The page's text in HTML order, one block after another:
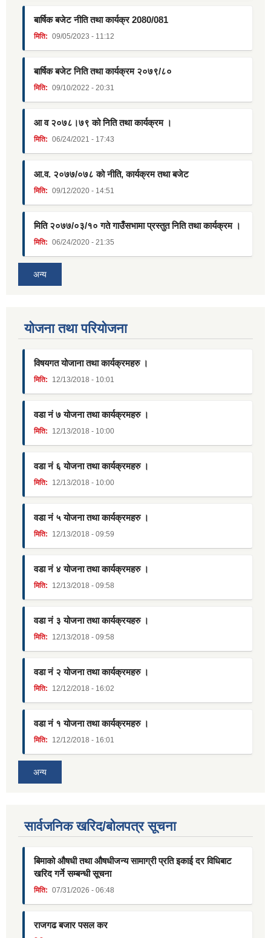
बार्षिक बजेट नीति तथा कार्यक्र 2080/081
मिति: 09/05/2023 - 11:12
बार्षिक बजेट निति तथा कार्यक्रम २०७९/८०
मिति: 09/10/2022 - 20:31
आ व २०७८।७९ को निति तथा कार्यक्रम ।
मिति: 06/24/2021 - 17:43
आ.व. २०७७/०७८ को नीति, कार्यक्रम तथा बजेट
मिति: 09/12/2020 - 14:51
मिति २०७७/०३/१० गते गाउँसभामा प्रस्तुत निति तथा कार्यक्रम ।
मिति: 06/24/2020 - 21:35
अन्य
याेजना तथा परियाेजना
विषयगत योजाना तथा कार्यक्रमहरु ।
मिति: 12/13/2018 - 10:01
वडा नं ७ योजना तथा कार्यक्रमहरु ।
मिति: 12/13/2018 - 10:00
वडा नं ६ योजना तथा कार्यक्रमहरु ।
मिति: 12/13/2018 - 10:00
वडा नं ५ योजना तथा कार्यक्रमहरु ।
मिति: 12/13/2018 - 09:59
वडा नं ४ योजना तथा कार्यक्रमहरु ।
मिति: 12/13/2018 - 09:58
वडा नं ३ योजना तथा कार्यक्रयहरु ।
मिति: 12/13/2018 - 09:58
वडा नं २ योजना तथा कार्यक्रमहरु ।
मिति: 12/12/2018 - 16:02
वडा नं १ योजना तथा कार्यक्रमहरु ।
मिति: 12/12/2018 - 16:01
अन्य
सार्वजनिक खरिद/बोलपत्र सूचना
बिमाको औषधी तथा औषधीजन्य सामाग्री प्रति इकाई दर विधिबाट
खरिद गर्ने सम्बन्धी सूचना
मिति: 07/31/2026 - 06:48
राजगढ बजार पसल कर